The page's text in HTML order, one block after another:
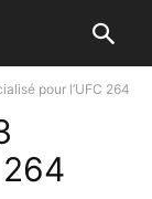
pour l’UFC 264